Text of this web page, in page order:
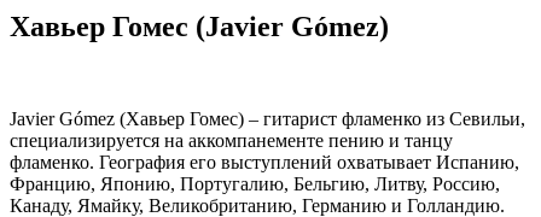
Хавьер Гомес (Javier Gómez)
Javier Gómez (Хавьер Гомес) – гитарист фламенко из Севильи,
специализируется на аккомпанементе пению и танцу
фламенко. География его выступлений охватывает Испанию,
Францию, Японию, Португалию, Бельгию, Литву, Россию,
Канаду, Ямайку, Великобританию, Германию и Голландию.